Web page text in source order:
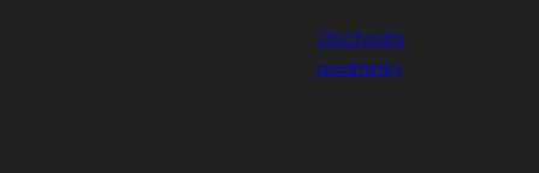
Obchodní
podmínky